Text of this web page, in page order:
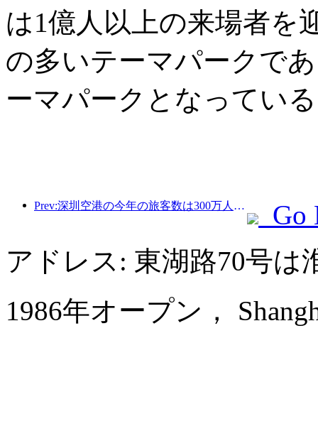
は1億人以上の来場者を
の多いテーマパークで
ーマパークとなってい
Prev:深圳空港の今年の旅客数は300万人を超え、同期間の新記録を樹立した。
Go
アドレス: 東湖路70号は
1986年オープン，